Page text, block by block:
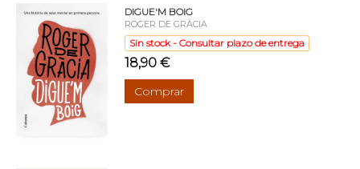
DIGUE'M BOIG
ROGER DE GRÀCIA
Sin stock - Consultar plazo de entrega
18,90 €
Comprar